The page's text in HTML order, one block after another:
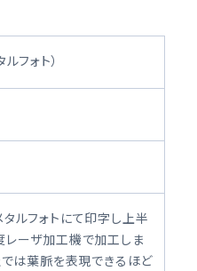
フォト）
ルフォトにて印字し上半
レーザ加工機で加工しま
では葉脈を表現できるほど